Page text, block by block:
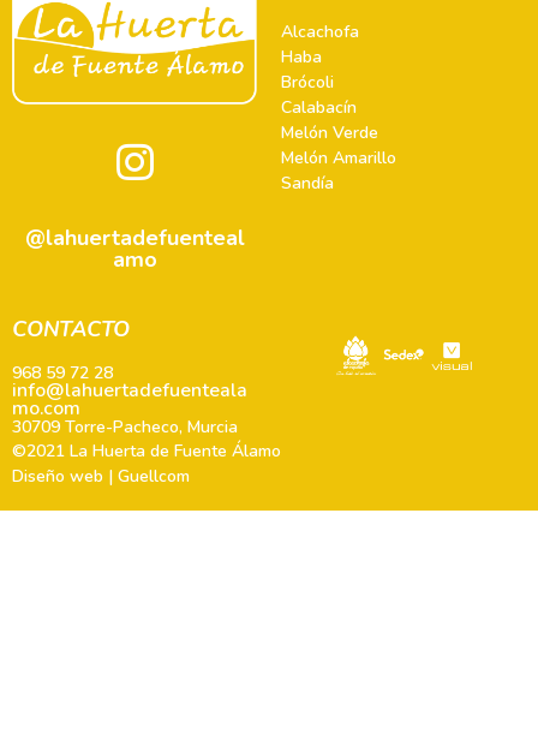
@lahuertadefuenteal
amo
Alcachofa
Haba
Brócoli
Calabacín
Melón Verde
Melón Amarillo
Sandía
CONTACTO
968 59 72 28
info@lahuertadefuenteala
mo.com
30709 Torre-Pacheco, Murcia
©2021 La Huerta de Fuente Álamo
Diseño web | Guellcom